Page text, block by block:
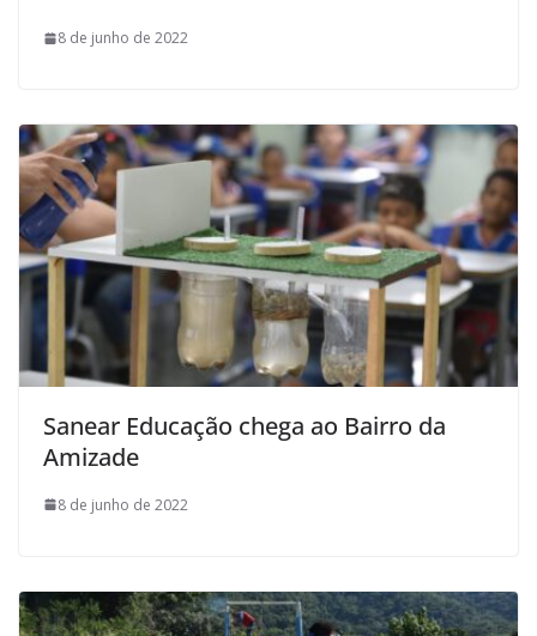
8 de junho de 2022
Sanear Educação chega ao Bairro da
Amizade
8 de junho de 2022